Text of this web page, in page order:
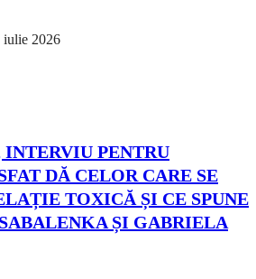
iulie 2026
INTERVIU PENTRU
DĂ CELOR CARE SE
TOXICĂ ȘI CE SPUNE
ȘI GABRIELA